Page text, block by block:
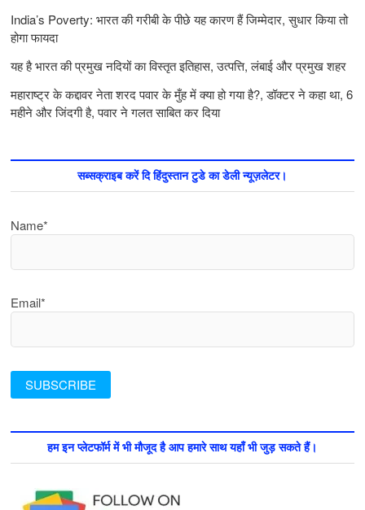
India’s Poverty: भारत की गरीबी के पीछे यह कारण हैं जिम्‍मेदार, सुधार किया तो
होगा फायदा
यह है भारत की प्रमुख नदियों का विस्तृत इतिहास, उत्पत्ति, लंबाई और प्रमुख शहर
महाराष्ट्र के कद्दावर नेता शरद पवार के मुँह में क्या हो गया है?, डॉक्टर ने कहा था, 6
महीने और जिंदगी है, पवार ने गलत साबित कर दिया
सब्सक्राइब करें दि हिंदुस्तान टुडे का डेली न्यूज़लेटर।
Name*
Email*
हम इन प्लेटफॉर्म में भी मौजूद है आप हमारे साथ यहाँ भी जुड़ सकते हैं।